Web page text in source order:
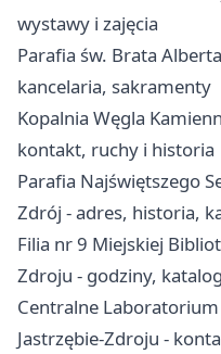
wystawy i zajęcia
Parafia św. Brata
kancelaria, sakramenty
Kopalnia Węgla
kontakt, ruchy i historia
Parafia Najświętszego
Zdrój - adres, historia,
Filia nr 9 Miejskiej
Zdroju - godziny,
Centralne
Jastrzębie-Zdroju -